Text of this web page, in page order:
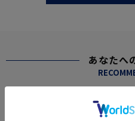
あなたへ